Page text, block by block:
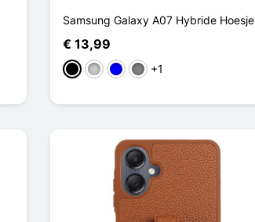
Samsung Galaxy A07 Hybride Hoesje
€ 13,99
ZwartTransparant
BlauwGris Transparent
+1